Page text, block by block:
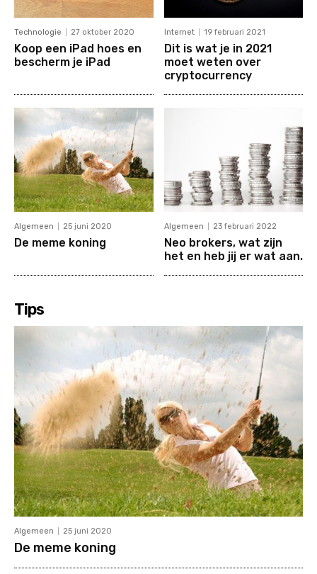
Technologie 27 oktober 2020
Koop een iPad hoes en
bescherm je iPad
Internet 19 februari 2021
Dit is wat je in 2021
moet weten over
cryptocurrency
Algemeen 25 juni 2020
De meme koning
Algemeen 23 februari 2022
Neo brokers, wat zijn
het en heb jij er wat aan.
Tips
Algemeen 25 juni 2020
De meme koning